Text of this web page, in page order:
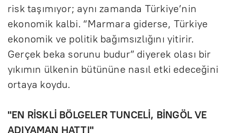
risk taşımıyor; aynı zamanda Türkiye’nin
ekonomik kalbi. “Marmara giderse, Türkiye
ekonomik ve politik bağımsızlığını yitirir.
Gerçek beka sorunu budur” diyerek olası bir
yıkımın ülkenin bütününe nasıl etki edeceğini
ortaya koydu.
"EN RİSKLİ BÖLGELER TUNCELİ, BİNGÖL VE
ADIYAMAN HATTI"